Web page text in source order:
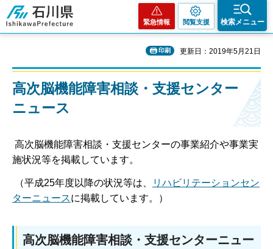
石川県
緊急情報 閲覧支援 検索メニュー
印刷 更新日：2019年5月21日
高次脳機能障害相談・支援センター
ニュース
高次脳機能障害相談・支援センターの事業紹介や事業実
施状況等を掲載しています。
（平成25年度以降の状況等は、
リハビリテーションセン
ターニュースに掲載しています。）
高次脳機能障害相談・支援センターニュー